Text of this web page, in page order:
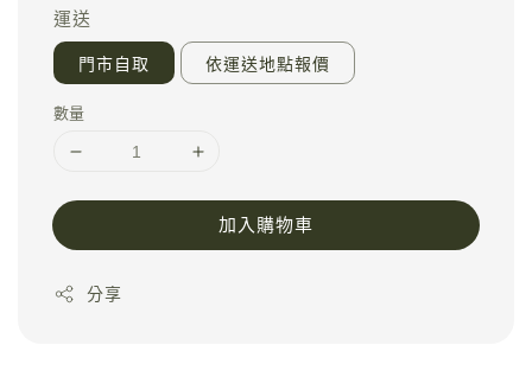
運送
門市自取 依運送地點報價
數量
加入購物車
分享